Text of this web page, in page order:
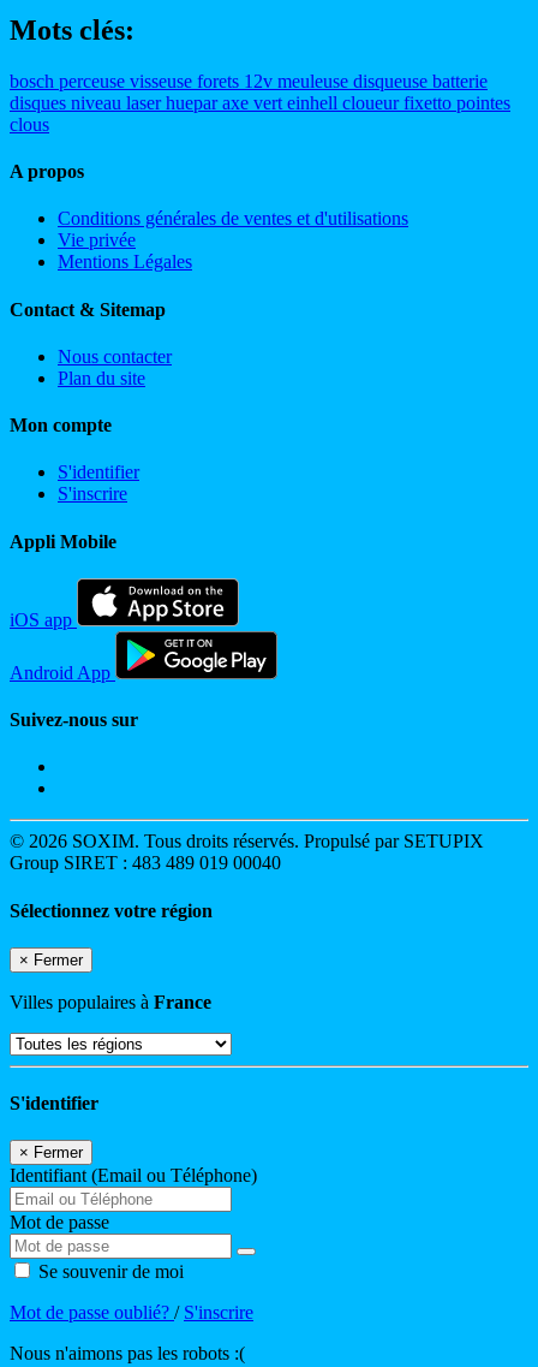
Mots clés:
bosch perceuse visseuse forets 12v meuleuse disqueuse batterie
disques niveau laserhueparaxe vert einhell cloueurfixetto pointes
clous
A propos
Conditions générales de ventes et d'utilisations
Vie privée
Mentions Légales
Contact & Sitemap
Nous contacter
Plan du site
Mon compte
S'identifier
S'inscrire
Appli Mobile
iOS app
Android App
Suivez-nous sur
© 2026 SOXIM. Tous droits réservés. Propulsé par SETUPIX
Group SIRET : 483 489 019 00040
Sélectionnez votre région
× Fermer
Villes populaires à France
S'identifier
× Fermer
Identifiant (Email ou Téléphone)
Mot de passe
Se souvenir de moi
Mot de passe oublié? / S'inscrire
Nous n'aimons pas les robots :(